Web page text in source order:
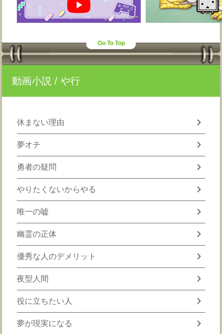
Go To Top
動画小説 / や行
休まない理由 chevron_right
夢オチ chevron_right
勇者の疑問 chevron_right
やりたくないからやる chevron_right
唯一の嘘 chevron_right
幽霊の正体 chevron_right
優秀な人のデメリット chevron_right
夜型人間 chevron_right
役に立ちたい人 chevron_right
夢が現実になる chevron_right